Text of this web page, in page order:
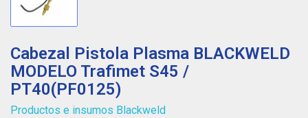
Cabezal Pistola Plasma BLACKWELD
MODELO Trafimet S45 /
PT40(PF0125)
Productos e insumos Blackweld